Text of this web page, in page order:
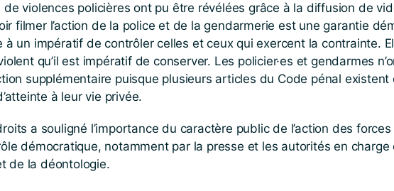
violences policières ont pu être révélées grâce à la diffusion de
filmer l’action de la police et de la gendarmerie est une garantie
à un impératif de contrôler celles et ceux qui exercent la contrainte.
qu’il est impératif de conserver. Les policier·es et gendarmes
supplémentaire puisque plusieurs articles du Code pénal existent
à leur vie privée.
a souligné l’importance du caractère public de l’action des
démocratique, notamment par la presse et les autorités en charge
de la déontologie.